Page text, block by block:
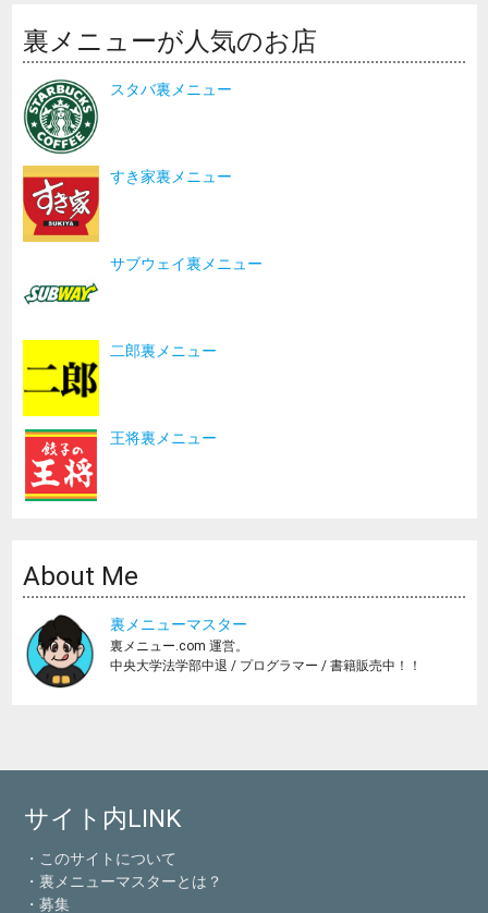
裏メニューが人気のお店
スタバ裏メニュー
すき家裏メニュー
サブウェイ裏メニュー
二郎裏メニュー
王将裏メニュー
About Me
裏メニューマスター
裏メニュー.com 運営。
中央大学法学部中退 / プログラマー / 書籍販売中！！
サイト内LINK
・このサイトについて
・裏メニューマスターとは？
・募集